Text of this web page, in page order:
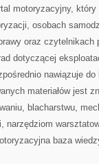
motoryzacyjny, który
osobach
oraz
dotyczącej
nawiązuje
materiałów jest
blacharstwu,
narzędziom
baza